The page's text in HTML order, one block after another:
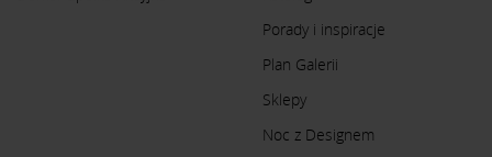
Porady i inspiracje
Plan Galerii
Sklepy
Noc z Designem